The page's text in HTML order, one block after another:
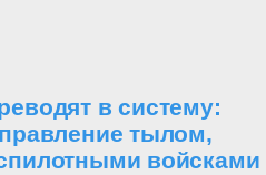
в систему:
тылом,
войсками